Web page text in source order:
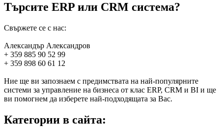
Търсите ERP или CRM система?
Свържете се с нас:
Александър Александров
+ 359 885 90 52 99
+ 359 898 60 61 12
Ние ще ви запознаем с предимствата на най-популярните
системи за управление на бизнеса от клас ERP, CRM и BI и ще
ви помогнем да изберете най-подходящата за Вас.
Категории в сайта: